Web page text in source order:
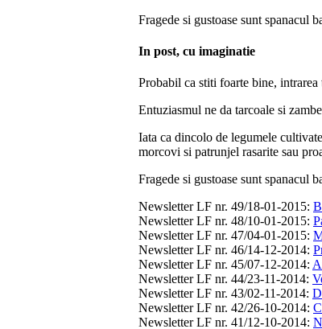
Fragede si gustoase sunt spanacul
In post, cu imaginatie
Probabil ca stiti foarte bine,
Entuziasmul ne da tarcoale si
Iata ca dincolo de legumele
morcovi si patrunjel rasarite sau
Fragede si gustoase sunt spanacul
Newsletter LF nr. 49/18-01-2015:
Newsletter LF nr. 48/10-01-2015:
Newsletter LF nr. 47/04-01-2015:
Newsletter LF nr. 46/14-12-2014:
Newsletter LF nr. 45/07-12-2014:
Newsletter LF nr. 44/23-11-2014:
Newsletter LF nr. 43/02-11-2014:
Newsletter LF nr. 42/26-10-2014:
Newsletter LF nr. 41/12-10-2014: